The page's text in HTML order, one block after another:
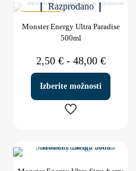
Razprodano
Monster Energy Ultra Paradise
500ml
2,50 € - 48,00 €Cenovni
razpon:
2,50 €
Izberite možnosti
ima